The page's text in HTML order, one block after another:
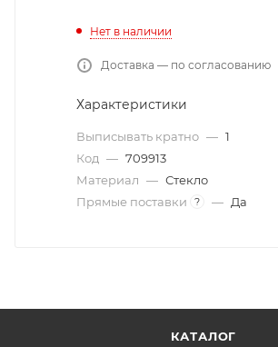
Нет в наличии
Доставка — по согласованию
Характеристики
Выписывать кратно — 1
Код — 709913
Материал — Стекло
Прямые поставки
? — Да
КАТАЛОГ